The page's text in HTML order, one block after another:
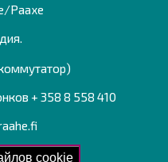
cookie
Раахе
+ 358 8 558 410
6